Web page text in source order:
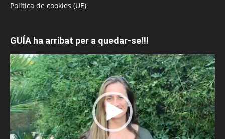
Política de cookies (UE)
GUÍA ha arribat per a quedar-se!!!
Reproductor
de
vídeo